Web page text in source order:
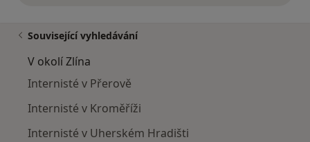
Související vyhledávání
V okolí Zlína
Internisté v Přerově
Internisté v Kroměříži
Internisté v Uherském Hradišti